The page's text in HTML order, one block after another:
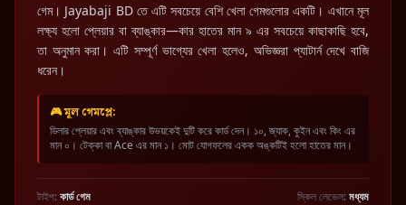
গেম। Jayabaji BD তে এটি সবচেয়ে বেশি খেলা গেমগুলোর একটি। এখানে মূল
লক্ষ্য হলো প্লেয়ার বা ব্যাঙ্কার—কার হাতের মান ৯ এর সবচেয়ে কাছাকাছি হবে,
তা অনুমান করা। এটি সম্পূর্ণ ভাগ্যের খেলা হলেও, অভিজ্ঞরা প্যাটার্ন দেখে বাজি
ধরেন।
🎮 মূল গেমপ্লে:
ডিলার প্লেয়ার এবং ব্যাঙ্কার উভয়কেই দুটি করে কার্ড দেন। ১০, জ্যাক, কুইন এবং কিং এর
মান ০। টেক্কা বা Ace এর মান ১। মোট যোগফলের একক অঙ্কটিই হলো হাতের মান।
টাইপ:কার্ড গেম স্কিল লেভেল:মধ্যম